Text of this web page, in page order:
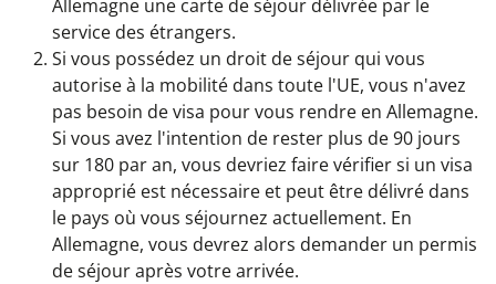
Allemagne une carte de séjour délivrée par le
service des étrangers.
Si vous possédez un droit de séjour qui vous
autorise à la mobilité dans toute l'UE, vous n'avez
pas besoin de visa pour vous rendre en Allemagne.
Si vous avez l'intention de rester plus de 90 jours
sur 180 par an, vous devriez faire vérifier si un visa
approprié est nécessaire et peut être délivré dans
le pays où vous séjournez actuellement. En
Allemagne, vous devrez alors demander un permis
de séjour après votre arrivée.